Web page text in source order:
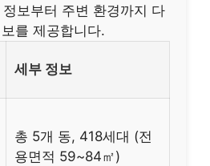
보부터 주변 환경까지 다
를 제공합니다.
세부 정보
총 5개 동, 418세대 (전
용면적 59~84㎡)